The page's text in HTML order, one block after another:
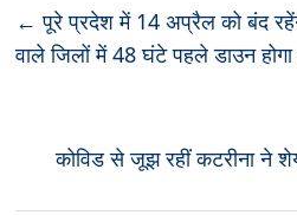
← पूरे प्रदेश में 14 अप्रैल को बंद
वाले जिलों में 48 घंटे पहले डाउन
कोविड से जूझ रहीं कटरीना ने